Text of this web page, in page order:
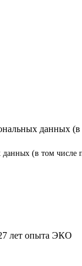
данных
данных (в том числе
лет опыта ЭКО